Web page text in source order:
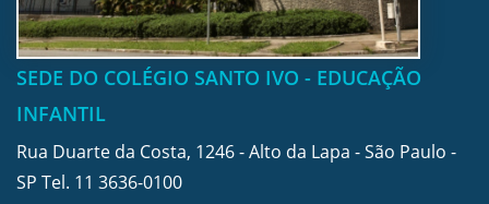
SEDE DO COLÉGIO SANTO IVO - EDUCAÇÃO
INFANTIL
Rua Duarte da Costa, 1246 - Alto da Lapa - São Paulo -
SP Tel. 11 3636-0100